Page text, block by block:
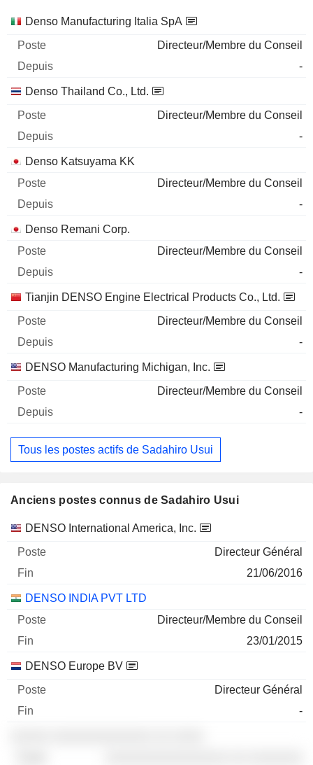
Sociétés Poste Début
Denso Manufacturing Italia SpA
Directeur/Membre du Conseil
-
Denso Thailand Co., Ltd.
Directeur/Membre du Conseil
-
Denso Katsuyama KK
Directeur/Membre du Conseil
-
Denso Remani Corp.
Directeur/Membre du Conseil
-
Tianjin DENSO Engine Electrical Products Co., Ltd.
Directeur/Membre du Conseil
-
DENSO Manufacturing Michigan, Inc.
Directeur/Membre du Conseil
-
Tous les postes actifs de Sadahiro Usui
Anciens postes connus de Sadahiro Usui
Sociétés Poste Fin
DENSO International America, Inc.
Directeur Général
21/06/2016
DENSO INDIA PVT LTD
Directeur/Membre du Conseil
23/01/2015
DENSO Europe BV
Directeur Général
-